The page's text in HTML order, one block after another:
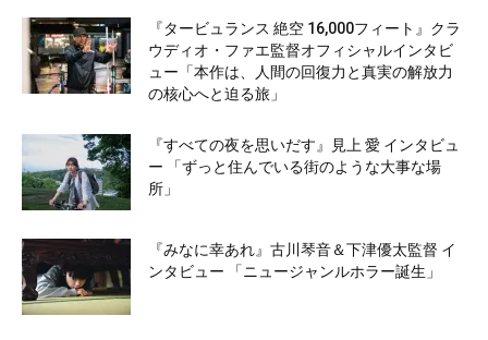
『タービュランス 絶空 16,000フィート』クラ
ウディオ・ファエ監督オフィシャルインタビ
ュー「本作は、人間の回復力と真実の解放力
の核心へと迫る旅」
『すべての夜を思いだす』見上 愛 インタビュ
ー 「ずっと住んでいる街のような大事な場
所」
『みなに幸あれ』古川琴音＆下津優太監督 イ
ンタビュー 「ニュージャンルホラー誕生」